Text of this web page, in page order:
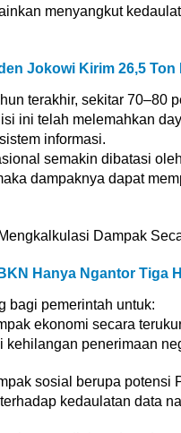
menyangkut
Jokowi Kirim 26,5 Ton
terakhir, sekitar 70–80
ini telah melemahkan
informasi.
semakin dibatasi
dampaknya dapat
Dampak
Hanya Ngantor Tiga
bagi pemerintah untuk:
ekonomi secara
kehilangan penerimaan
sosial berupa potensi
kedaulatan data